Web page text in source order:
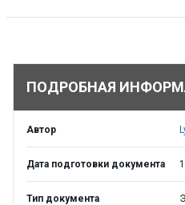
ПОДРОБНАЯ
Автор
Дата подготовки документа
Тип документа